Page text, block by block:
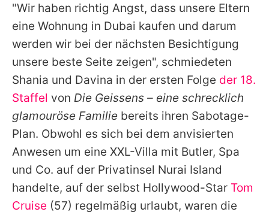
"Wir haben richtig Angst, dass unsere Eltern
eine Wohnung in Dubai kaufen und darum
werden wir bei der nächsten Besichtigung
unsere beste Seite zeigen", schmiedeten
Shania und Davina in der ersten Folge der 18.
Staffel von Die Geissens – eine schrecklich
glamouröse Familie bereits ihren Sabotage-
Plan. Obwohl es sich bei dem anvisierten
Anwesen um eine XXL-Villa mit Butler, Spa
und Co. auf der Privatinsel Nurai Island
handelte, auf der selbst Hollywood-Star Tom
Cruise (57) regelmäßig urlaubt, waren die